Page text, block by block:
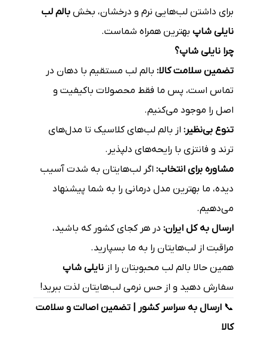
برای داشتن لب‌هایی نرم و درخشان، بخش بالم لب
نایلی شاپ بهترین همراه شماست.
چرا نایلی شاپ؟
تضمین سلامت کالا: بالم لب مستقیم با دهان در
تماس است، پس ما فقط محصولات باکیفیت و
اصل را موجود می‌کنیم.
تنوع بی‌نظیر: از بالم لب‌های کلاسیک تا مدل‌های
ترند و فانتزی با رایحه‌های دلپذیر.
مشاوره برای انتخاب: اگر لب‌هایتان به شدت آسیب
دیده، ما بهترین مدل درمانی را به شما پیشنهاد
می‌دهیم.
ارسال به کل ایران: در هر کجای کشور که باشید،
مراقبت از لب‌هایتان را به ما بسپارید.
همین حالا بالم لب محبوبتان را از نایلی شاپ
سفارش دهید و از حس نرمی لب‌هایتان لذت ببرید!
📞 ارسال به سراسر کشور | تضمین اصالت و سلامت
کالا